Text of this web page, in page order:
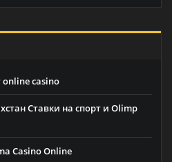
online casino
Ставки на спорт и Olimp
Casino Online